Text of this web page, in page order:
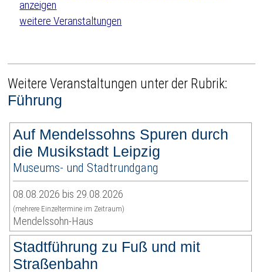
weitere Veranstaltungen
Weitere Veranstaltungen unter der Rubrik:
Führung
Auf Mendelssohns Spuren durch
die Musikstadt Leipzig
Museums- und Stadtrundgang
08.08.2026 bis 29.08.2026
(mehrere Einzeltermine im Zeitraum)
Mendelssohn-Haus
Stadtführung zu Fuß und mit
Straßenbahn